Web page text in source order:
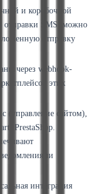
и коробочной
отправки SMS: можно
отправку
через webhook-
этих
(управление сайтом),
PrestaShop.
интеграция